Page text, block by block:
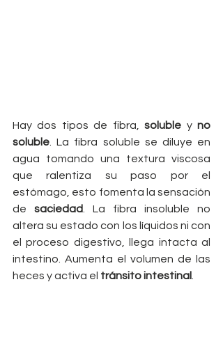
Hay dos tipos de fibra, soluble y no
soluble . La fibra soluble se diluye en
agua tomando una textura viscosa
que ralentiza su paso por el
estómago, esto fomenta la sensación
de saciedad
. La fibra insoluble no
altera su estado con los líquidos ni con
el proceso digestivo, llega intacta al
intestino. Aumenta el volumen de las
heces y activa el tránsito intestinal